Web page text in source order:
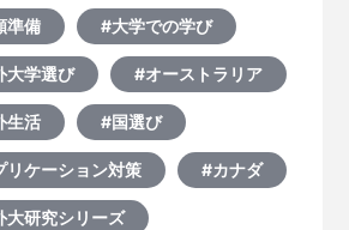
準備 #大学での学び
大学選び #オーストラリア
生活 #国選び
リケーション対策 #カナダ
大研究シリーズ